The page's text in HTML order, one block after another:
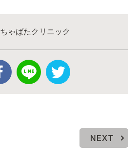
ちゃばたクリニック
NEXT